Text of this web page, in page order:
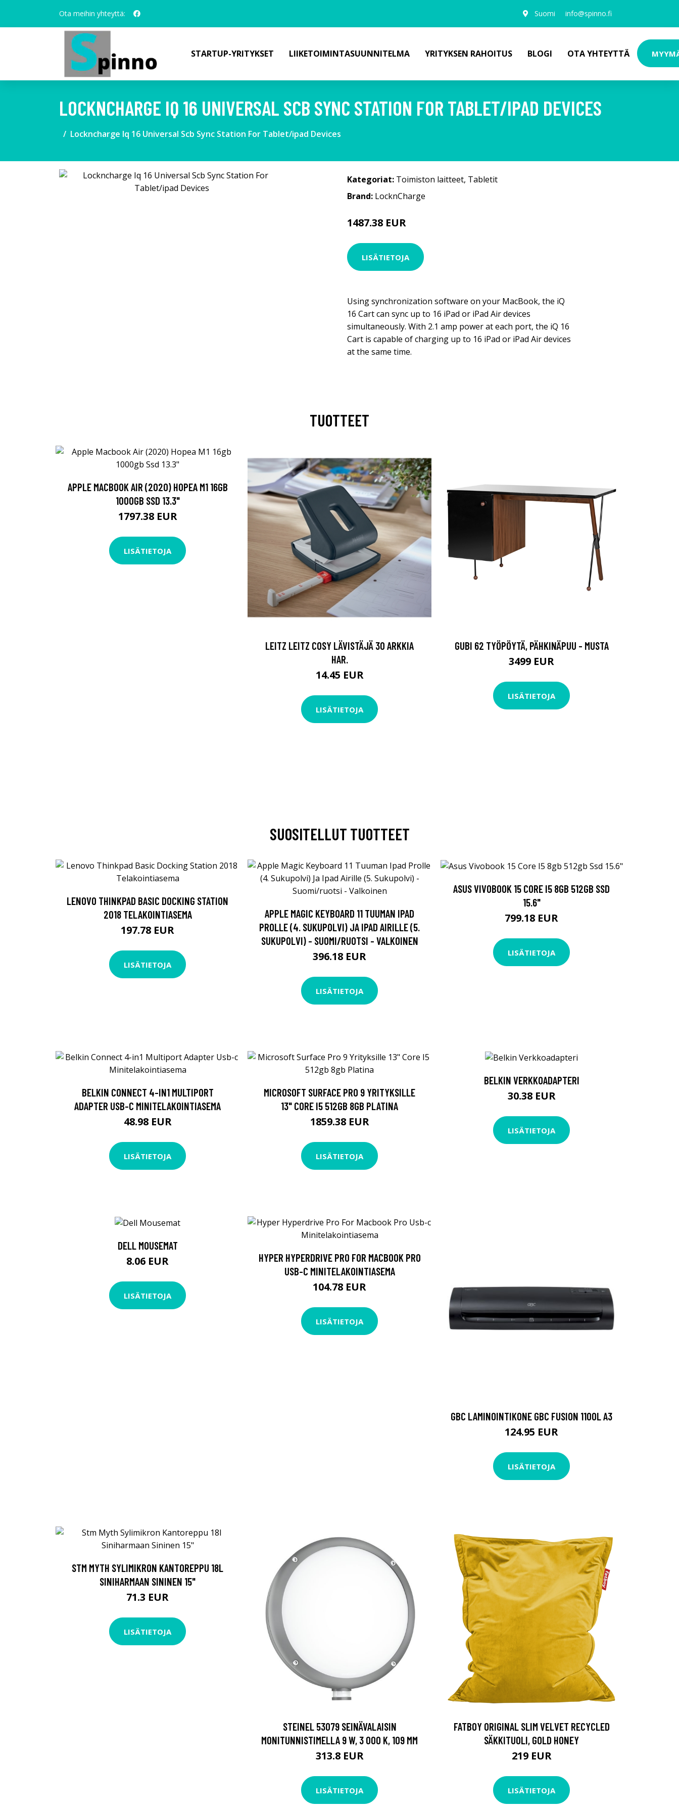
Ota meihin yhteyttä: Suomi info@spinno.fi
STARTUP-YRITYKSET LIIKETOIMINTASUUNNITELMA YRITYKSEN RAHOITUS BLOGI OTA YHTEYTTÄ
LOCKNCHARGE IQ 16 UNIVERSAL SCB SYNC STATION FOR TABLET/IPAD DEVICES
Lockncharge Iq 16 Universal Scb Sync Station For Tablet/ipad Devices
Kategoriat: Toimiston laitteet, Tabletit
Brand: LocknCharge
1487.38 EUR
LISÄTIETOJA
Using synchronization software on your MacBook, the iQ
16 Cart can sync up to 16 iPad or iPad Air devices
simultaneously. With 2.1 amp power at each port, the iQ 16
Cart is capable of charging up to 16 iPad or iPad Air devices
at the same time.
TUOTTEET
APPLE MACBOOK AIR (2020) HOPEA M1 16GB
1000GB SSD 13.3"
1797.38 EUR
LISÄTIETOJA
LEITZ LEITZ COSY LÄVISTÄJÄ 30 ARKKIA
HAR.
14.45 EUR
LISÄTIETOJA
GUBI 62 TYÖPÖYTÄ, PÄHKINÄPUU - MUSTA
3499 EUR
LISÄTIETOJA
SUOSITELLUT TUOTTEET
LENOVO THINKPAD BASIC DOCKING STATION
2018 TELAKOINTIASEMA
197.78 EUR
LISÄTIETOJA
APPLE MAGIC KEYBOARD 11 TUUMAN IPAD
PROLLE (4. SUKUPOLVI) JA IPAD AIRILLE (5.
SUKUPOLVI) - SUOMI/RUOTSI - VALKOINEN
396.18 EUR
LISÄTIETOJA
ASUS VIVOBOOK 15 CORE I5 8GB 512GB SSD
15.6"
799.18 EUR
LISÄTIETOJA
BELKIN CONNECT 4-IN1 MULTIPORT
ADAPTER USB-C MINITELAKOINTIASEMA
48.98 EUR
LISÄTIETOJA
MICROSOFT SURFACE PRO 9 YRITYKSILLE
13" CORE I5 512GB 8GB PLATINA
1859.38 EUR
LISÄTIETOJA
BELKIN VERKKOADAPTERI
30.38 EUR
LISÄTIETOJA
DELL MOUSEMAT
8.06 EUR
LISÄTIETOJA
HYPER HYPERDRIVE PRO FOR MACBOOK PRO
USB-C MINITELAKOINTIASEMA
104.78 EUR
LISÄTIETOJA
GBC LAMINOINTIKONE GBC FUSION 1100L A3
124.95 EUR
LISÄTIETOJA
STM MYTH SYLIMIKRON KANTOREPPU 18L
SINIHARMAAN SININEN 15"
71.3 EUR
LISÄTIETOJA
STEINEL 53079 SEINÄVALAISIN
MONITUNNISTIMELLA 9 W, 3 000 K, 109 MM
313.8 EUR
LISÄTIETOJA
FATBOY ORIGINAL SLIM VELVET RECYCLED
SÄKKITUOLI, GOLD HONEY
219 EUR
LISÄTIETOJA